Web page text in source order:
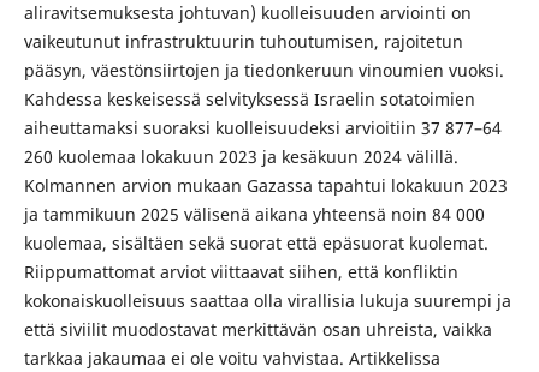
aliravitsemuksesta johtuvan) kuolleisuuden arviointi on
vaikeutunut infrastruktuurin tuhoutumisen, rajoitetun
pääsyn, väestönsiirtojen ja tiedonkeruun vinoumien vuoksi.
Kahdessa keskeisessä selvityksessä Israelin sotatoimien
aiheuttamaksi suoraksi kuolleisuudeksi arvioitiin 37 877–64
260 kuolemaa lokakuun 2023 ja kesäkuun 2024 välillä.
Kolmannen arvion mukaan Gazassa tapahtui lokakuun 2023
ja tammikuun 2025 välisenä aikana yhteensä noin 84 000
kuolemaa, sisältäen sekä suorat että epäsuorat kuolemat.
Riippumattomat arviot viittaavat siihen, että konfliktin
kokonaiskuolleisuus saattaa olla virallisia lukuja suurempi ja
että siviilit muodostavat merkittävän osan uhreista, vaikka
tarkkaa jakaumaa ei ole voitu vahvistaa. Artikkelissa